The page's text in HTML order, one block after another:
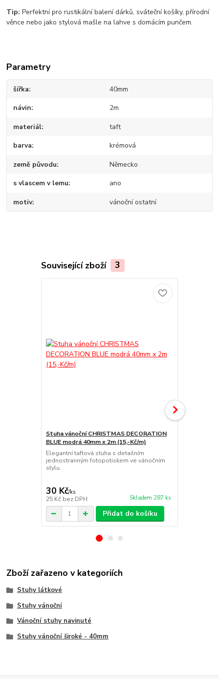
Tip: Perfektní pro rustikální balení dárků, sváteční košíky, přírodní
věnce nebo jako stylová mašle na lahve s domácím punčem.
Parametry
šířka 40mm
návin 2m
materiál taft
barva krémová
země původu Německo
s vlascem v lemu ano
motiv vánoční ostatní
Související zboží 3
Stuha vánoční CHRISTMAS DECORATION
BLUE modrá 40mm x 2m (15,-Kč/m)
Elegantní taftová stuha s detailním
jednostranným fotopotiskem ve vánočním
stylu.
30 Kč/ks
25 Kč bez DPH Skladem 287 ks
Přidat do košíku
Zboží zařazeno v kategoriích
Stuhy látkové
Stuhy vánoční
Vánoční stuhy navinuté
Stuhy vánoční široké - 40mm